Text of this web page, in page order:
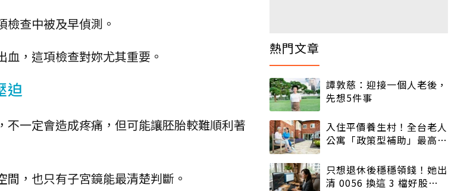
查中被及早偵測。
，這項檢查對妳尤其重要。
迫
一定會造成疼痛，但可能讓胚胎較難順利著
，也只有子宮鏡能最清楚判斷。
熱門文章
譚敦慈：迎接一個人老後，
先想5件事
入住平價養生村！全台老人
公寓「政策型補助」最高打
只想退休後穩穩領錢！她出
清 0056 換這 3 檔好股：